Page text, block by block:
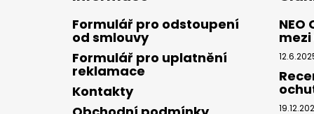
Formulář pro odstoupení
od smlouvy
Formulář pro uplatnění
reklamace
Kontakty
NEO